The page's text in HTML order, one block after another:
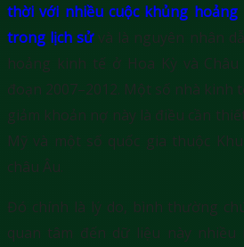
thời với nhiều cuộc khủng
trong lịch sửvà là nguyên nhân
hoảng kinh tế ở Hoa Kỳ và
đoạn 2007–2012. Một số nhà kinh
giảm khoản nợ này là điều cần
Mỹ và một số quốc gia thuộc
châu Âu.
Đó chính là lý do, bình thường
quan tâm đến dữ liệu này nhiều